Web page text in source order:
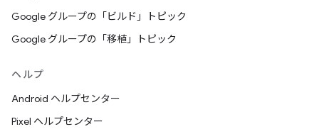
Google グループの「ビルド」トピック
Google グループの「移植」トピック
ヘルプ
Android ヘルプセンター
Pixel ヘルプセンター